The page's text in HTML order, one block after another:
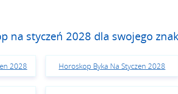
na styczeń 2028 dla swojego
2028 Horoskop Byka Na Styczen 2028